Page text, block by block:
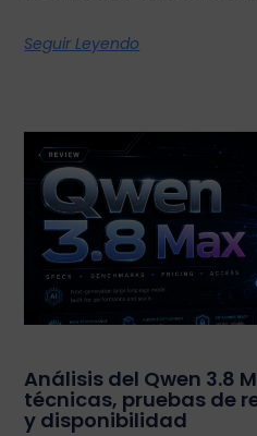
Seguir Leyendo
Análisis del Qwen 3.8
técnicas, pruebas de
y disponibilidad